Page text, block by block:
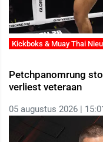
Kickboks & Muay Thai
Petchpanomrung
verliest veteraan
05 augustus 2026 |